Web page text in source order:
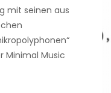
mit seinen aus
Minimal Music